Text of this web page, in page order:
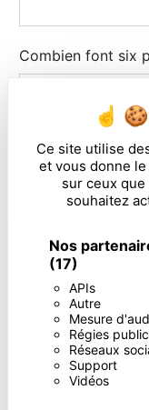
Ce site utilise
et vous donne
sur ceux que
souhaitez
Nos
(17)
APIs
Autre
Mesure
Régies
Réseaux
Support
Vidéos
Combien font six
En cochant
particulières ci-
** Les données
nécessaires aux
l'entreprise et ses
d’accès, de
limitation,
à tout moment et
auprès d’une
sort de vos
droits par voie
justificatif
conservons vos